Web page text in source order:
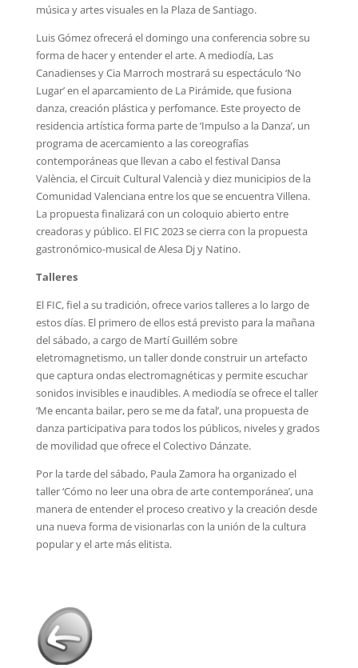
música y artes visuales en la Plaza de Santiago.
Luis Gómez ofrecerá el domingo una conferencia sobre su
forma de hacer y entender el arte. A mediodía, Las
Canadienses y Cia Marroch mostrará su espectáculo ‘No
Lugar’ en el aparcamiento de La Pirámide, que fusiona
danza, creación plástica y perfomance. Este proyecto de
residencia artística forma parte de ‘Impulso a la Danza’, un
programa de acercamiento a las coreografías
contemporáneas que llevan a cabo el festival Dansa
València, el Circuit Cultural Valencià y diez municipios de la
Comunidad Valenciana entre los que se encuentra Villena.
La propuesta finalizará con un coloquio abierto entre
creadoras y público. El FIC 2023 se cierra con la propuesta
gastronómico-musical de Alesa Dj y Natino.
Talleres
El FIC, fiel a su tradición, ofrece varios talleres a lo largo de
estos días. El primero de ellos está previsto para la mañana
del sábado, a cargo de Martí Guillém sobre
eletromagnetismo, un taller donde construir un artefacto
que captura ondas electromagnéticas y permite escuchar
sonidos invisibles e inaudibles. A mediodía se ofrece el taller
‘Me encanta bailar, pero se me da fatal’, una propuesta de
danza participativa para todos los públicos, niveles y grados
de movilidad que ofrece el Colectivo Dánzate.
Por la tarde del sábado, Paula Zamora ha organizado el
taller ‘Cómo no leer una obra de arte contemporánea’, una
manera de entender el proceso creativo y la creación desde
una nueva forma de visionarlas con la unión de la cultura
popular y el arte más elitista.